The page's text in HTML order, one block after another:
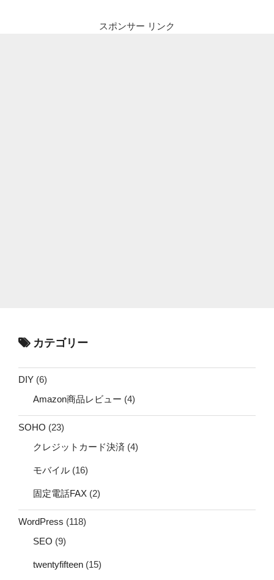
スポンサー リンク
カテゴリー
DIY (6)
Amazon商品レビュー (4)
SOHO (23)
クレジットカード決済 (4)
モバイル (16)
固定電話FAX (2)
WordPress (118)
SEO (9)
twentyfifteen (15)